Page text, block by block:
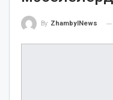
By ZhambylNews